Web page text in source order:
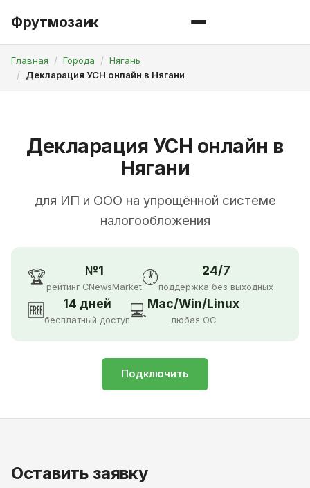
Фрутмозаик
Главная Города
Нягань
Декларация УСН онлайн в Нягани
Декларация УСН онлайн в
Нягани
для ИП и ООО на упрощённой системе
налогообложения
🏆 №1
рейтинг CNewsMarket🕐 24/7
поддержка без выходных
🆓 14 дней
бесплатный доступ💻Mac/Win/Linux
любая ОС
Подключить
Оставить заявку